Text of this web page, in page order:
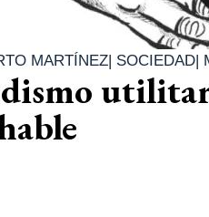
MARTÍNEZ| SOCIEDAD|